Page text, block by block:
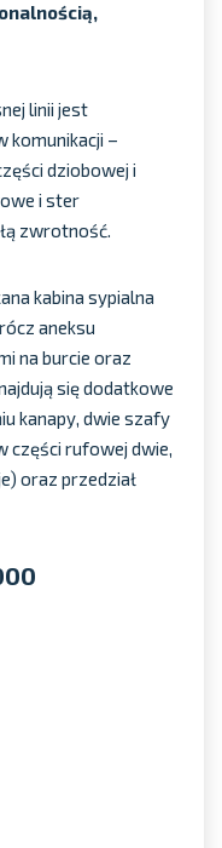
linii jest
komunikacji –
dziobowej i
i ster
zwrotność.
kabina sypialna
aneksu
na burcie oraz
się dodatkowe
kanapy, dwie szafy
części rufowej dwie,
oraz przedział